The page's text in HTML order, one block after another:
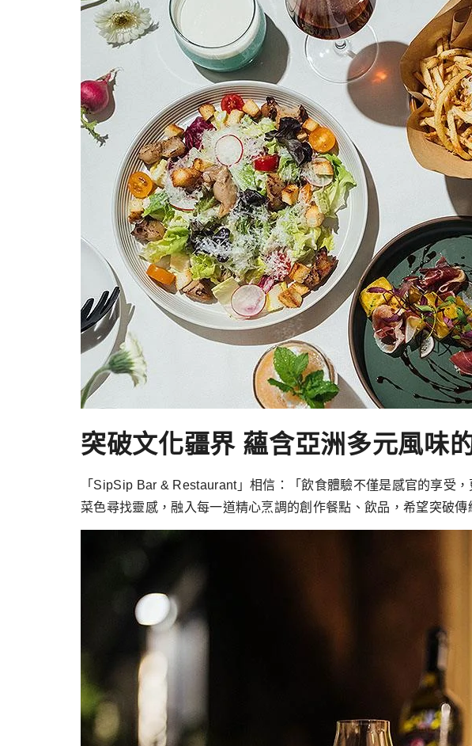
突破文化疆界 蘊含亞洲多元風味
「SipSip Bar & Restaurant」相信：「飲食體驗不僅是感官的享受
菜色尋找靈感，融入每一道精心烹調的創作餐點、飲品，希望突破